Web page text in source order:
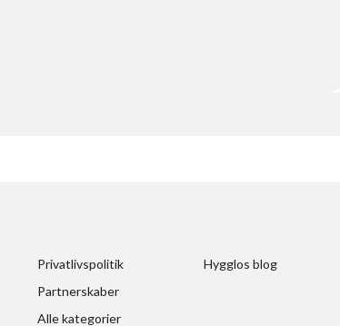
Privatlivspolitik
Partnerskaber
Alle kategorier
Hygglos blog